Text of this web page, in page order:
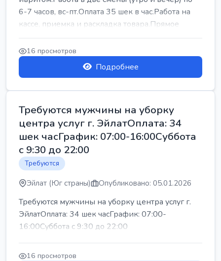
6-7 часов, вс-пт.Оплата 35 шек в час.Работа на
кассе, приемка и раскладка товара.Прямое
трудоу...
16 просмотров
Подробнее
Требуются мужчины на уборку
центра услуг г. ЭйлатОплата: 34
шек часГрафик: 07:00-16:00Суббота
с 9:30 до 22:00
Требуются
Эйлат (Юг страны) Опубликовано: 05.01.2026
Требуются мужчины на уборку центра услуг г.
ЭйлатОплата: 34 шек часГрафик: 07:00-
16:00Суббота с 9:30 до 22:00
16 просмотров